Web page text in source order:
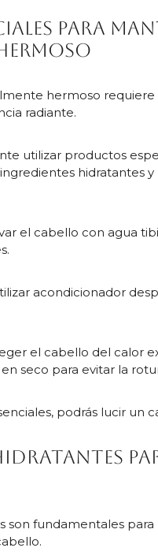
para
hermoso requiere
radiante.
utilizar productos
hidratantes
el cabello con agua
acondicionador
el cabello del calor
seco para evitar la
podrás lucir
son fundamentales